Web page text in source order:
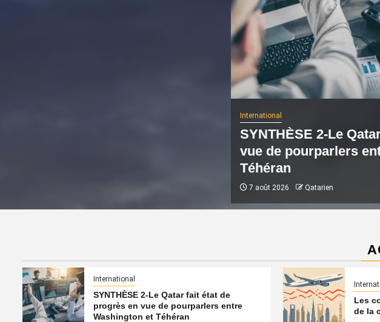
International
SYNTHÈSE 2-Le
vue de pourparlers
Téhéran
7 août 2026 Qatarien
International
SYNTHÈSE 2-Le Qatar fait état de
progrès en vue de pourparlers entre
Washington et Téhéran
Les
de la